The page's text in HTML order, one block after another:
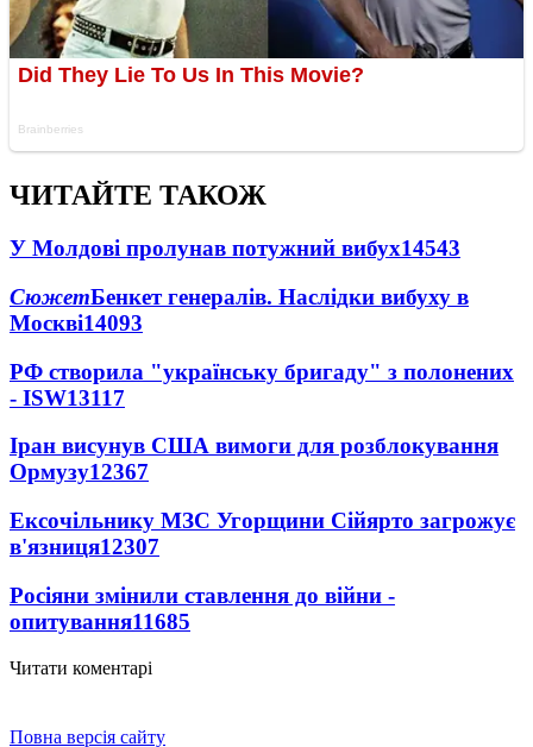
ЧИТАЙТЕ ТАКОЖ
У Молдові пролунав потужний вибух14543
СюжетБенкет генералів. Наслідки вибуху в
Москві14093
РФ створила "українську бригаду" з полонених
- ISW13117
Іран висунув США вимоги для розблокування
Ормузу12367
Ексочільнику МЗС Угорщини Сійярто загрожує
в'язниця12307
Росіяни змінили ставлення до війни -
опитування11685
Читати коментарі
Повна версія сайту